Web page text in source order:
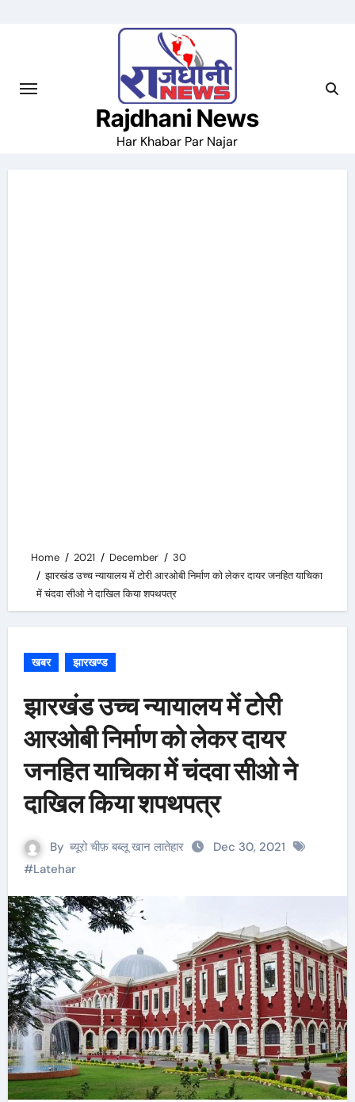
Rajdhani News
Har Khabar Par Najar
Home 2021 December
30
झारखंड उच्च न्यायालय में टोरी आरओबी निर्माण को लेकर दायर जनहित याचिका
में चंदवा सीओ ने दाखिल किया शपथपत्र
खबर झारखण्ड
झारखंड उच्च न्यायालय में टोरी
आरओबी निर्माण को लेकर दायर
जनहित याचिका में चंदवा सीओ ने
दाखिल किया शपथपत्र
By ब्यूरो चीफ़ बब्लू खान लातेहार
Dec 30, 2021
#Latehar